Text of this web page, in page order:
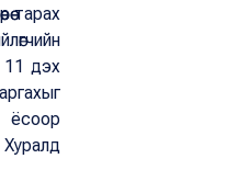
тарах
11 дэх
ёсоор
Хуралд